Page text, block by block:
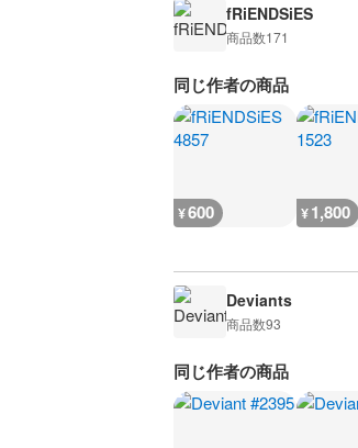
fRiENDSiES
商品数171
同じ作者の商品
¥600 ¥1,800
Deviants
商品数93
同じ作者の商品